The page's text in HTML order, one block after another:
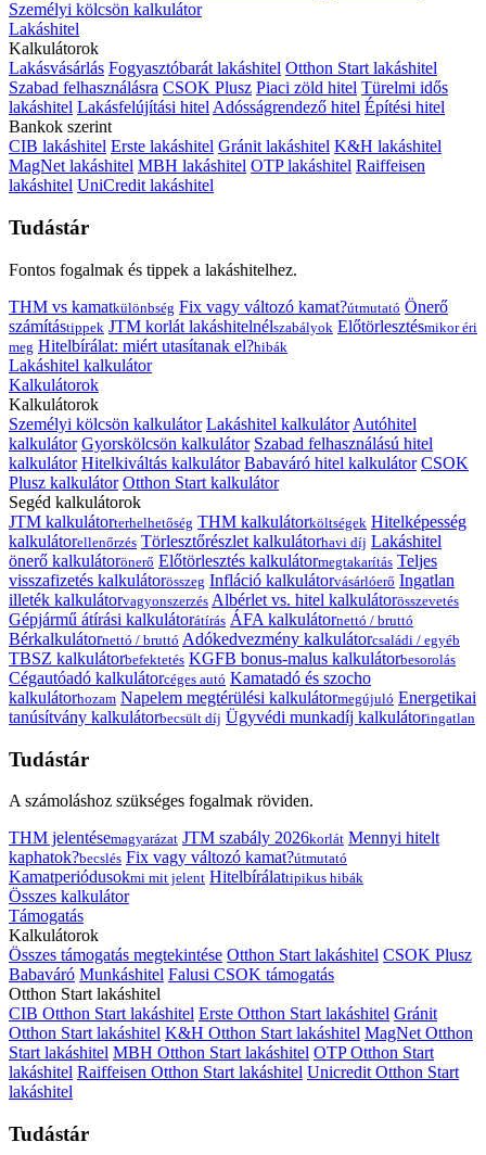
Személyi kölcsön kalkulátor
Lakáshitel
Kalkulátorok
Lakásvásárlás Fogyasztóbarát lakáshitel Otthon Start lakáshitel
Szabad felhasználásra CSOK Plusz Piaci zöld hitel Türelmi idős
lakáshitel Lakásfelújítási hitelAdósságrendező hitel Építési hitel
Bankok szerint
CIB lakáshitel Erste lakáshitel Gránit lakáshitel K&H lakáshitel
MagNet lakáshitel MBH lakáshitel OTP lakáshitel Raiffeisen
lakáshitel UniCredit lakáshitel
Tudástár
Fontos fogalmak és tippek a lakáshitelhez.
THM vs kamatkülönbség Fix vagy változó kamat?útmutató Önerő
számítástippek JTM korlát lakáshitelnélszabályok Előtörlesztésmikor éri
meg Hitelbírálat: miért utasítanak el?hibák
Lakáshitel kalkulátor
Kalkulátorok
Kalkulátorok
Személyi kölcsön kalkulátor Lakáshitel kalkulátor Autóhitel
kalkulátor Gyorskölcsön kalkulátor Szabad felhasználású hitel
kalkulátor Hitelkiváltás kalkulátor Babaváró hitel kalkulátor CSOK
Plusz kalkulátor Otthon Start kalkulátor
Segéd kalkulátorok
JTM kalkulátorterhelhetőség THM kalkulátorköltségek Hitelképesség
kalkulátorellenőrzés Törlesztőrészlet kalkulátorhavi díj Lakáshitel
önerő kalkulátorönerő Előtörlesztés kalkulátormegtakarítás Teljes
visszafizetés kalkulátorösszeg Infláció kalkulátorvásárlóerő Ingatlan
illeték kalkulátorvagyonszerzés Albérlet vs. hitel kalkulátorösszevetés
Gépjármű átírási kalkulátorátírás ÁFA kalkulátornettó / bruttó
Bérkalkulátornettó / bruttó Adókedvezmény kalkulátorcsaládi / egyéb
TBSZ kalkulátorbefektetés KGFB bonus-malus kalkulátorbesorolás
Cégautóadó kalkulátorcéges autó Kamatadó és szocho
kalkulátorhozam Napelem megtérülési kalkulátormegújuló Energetikai
tanúsítvány kalkulátorbecsült díj Ügyvédi munkadíj kalkulátoringatlan
Tudástár
A számoláshoz szükséges fogalmak röviden.
THM jelentésemagyarázat JTM szabály 2026korlát Mennyi hitelt
kaphatok?becslés Fix vagy változó kamat?útmutató
Kamatperiódusokmi mit jelent Hitelbírálattipikus hibák
Összes kalkulátor
Támogatás
Kalkulátorok
Összes támogatás megtekintése Otthon Start lakáshitel CSOK Plusz
Babaváró Munkáshitel Falusi CSOK támogatás
Otthon Start lakáshitel
CIB Otthon Start lakáshitel Erste Otthon Start lakáshitel Gránit
Otthon Start lakáshitel K&H Otthon Start lakáshitel MagNet Otthon
Start lakáshitel MBH Otthon Start lakáshitel OTP Otthon Start
lakáshitel Raiffeisen Otthon Start lakáshitel Unicredit Otthon Start
lakáshitel
Tudástár